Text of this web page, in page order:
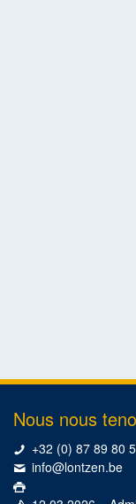
Nous nous
+32 (0) 87 89 80
info@lontzen.be